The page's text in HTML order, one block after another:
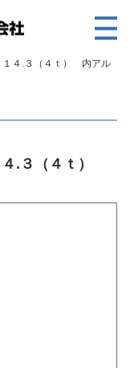
用について
４.３（４ｔ） 内アル
.３（４ｔ）